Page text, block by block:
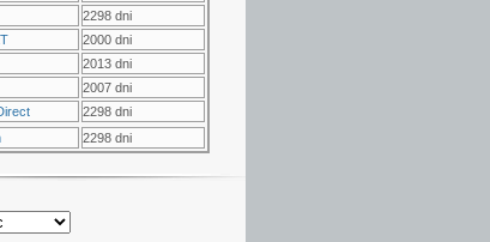
2298 dni
2000 dni
2013 dni
2007 dni
2298 dni
2298 dni